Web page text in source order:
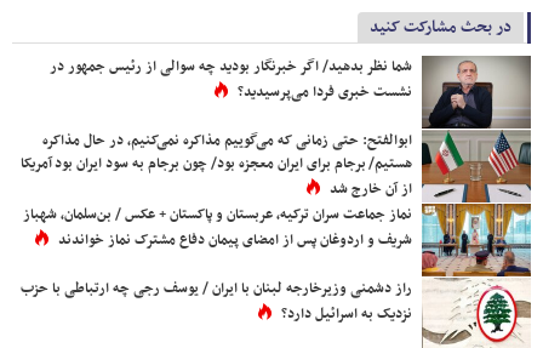
در بحث مشارکت کنید
شما نظر بدهید/ اگر خبرنگار بودید چه سوالی از رئیس جمهور در
نشست خبری فردا می‌پرسیدید؟
ابوالفتح: حتی زمانی که می‌گوییم مذاکره نمی‌کنیم، در حال مذاکره
هستیم/ برجام برای ایران معجزه بود/ چون برجام به سود ایران بود آمریکا
از آن خارج شد
نماز جماعت سران ترکیه، عربستان و پاکستان + عکس / بن‌سلمان، شهباز
شریف و اردوغان پس از امضای پیمان دفاع مشترک نماز خواندند
راز دشمنی وزیرخارجه لبنان با ایران / یوسف رجی چه ارتباطی با حزب
نزدیک به اسرائیل دارد؟